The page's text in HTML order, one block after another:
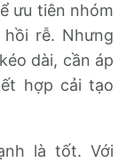
ưu tiên nhóm
rễ. Nhưng
dài, cần áp
hợp cải tạo
là tốt. Với